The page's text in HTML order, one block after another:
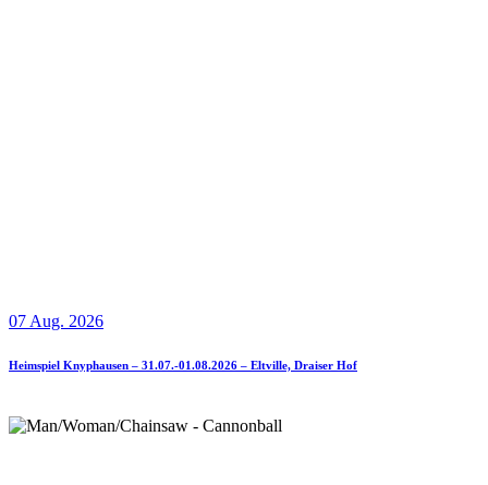
07 Aug. 2026
Heimspiel Knyphausen – 31.07.-01.08.2026 – Eltville, Draiser Hof